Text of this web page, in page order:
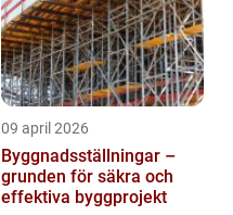
09 april 2026
Byggnadsställningar –
grunden för säkra och
effektiva byggprojekt